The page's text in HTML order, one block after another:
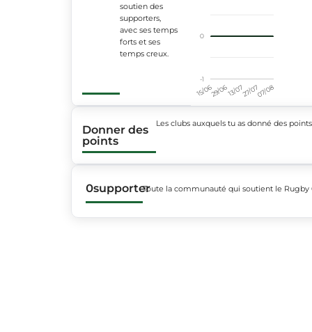
soutien des
supporters,
avec ses temps
forts et ses
temps creux.
15/0629/0613/0727/0707/08
-1
0
Donner des
points
Les clubs auxquels tu as donné des points
0supporterToute la communauté qui soutient le Rugby